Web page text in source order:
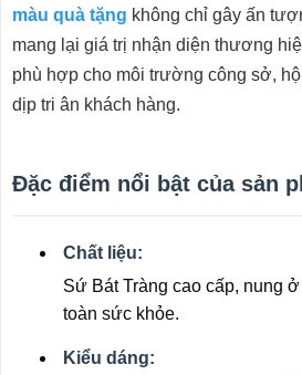
màu quà tặng không chỉ gây ấn
mang lại giá trị nhận diện thương
phù hợp cho môi trường công sở,
dịp tri ân khách hàng.
Đặc điểm nổi bật của sản
Chất liệu:
Sứ Bát Tràng cao cấp, nung
toàn sức khỏe.
Kiểu dáng: